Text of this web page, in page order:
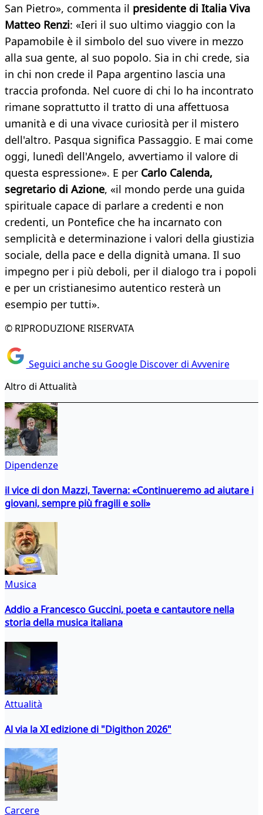
San Pietro», commenta il presidente di Italia Viva
Matteo Renzi: «Ieri il suo ultimo viaggio con la
Papamobile è il simbolo del suo vivere in mezzo
alla sua gente, al suo popolo. Sia in chi crede, sia
in chi non crede il Papa argentino lascia una
traccia profonda. Nel cuore di chi lo ha incontrato
rimane soprattutto il tratto di una affettuosa
umanità e di una vivace curiosità per il mistero
dell'altro. Pasqua significa Passaggio. E mai come
oggi, lunedì dell'Angelo, avvertiamo il valore di
questa espressione». E per Carlo Calenda,
segretario di Azione, «il mondo perde una guida
spirituale capace di parlare a credenti e non
credenti, un Pontefice che ha incarnato con
semplicità e determinazione i valori della giustizia
sociale, della pace e della dignità umana. Il suo
impegno per i più deboli, per il dialogo tra i popoli
e per un cristianesimo autentico resterà un
esempio per tutti».
© RIPRODUZIONE RISERVATA
Seguici anche su Google Discover di Avvenire
Altro di Attualità
Dipendenze
il vice di don Mazzi, Taverna: «Continueremo ad aiutare i
giovani, sempre più fragili e soli»
Musica
Addio a Francesco Guccini, poeta e cantautore nella
storia della musica italiana
Attualità
Al via la XI edizione di "Digithon 2026"
Carcere